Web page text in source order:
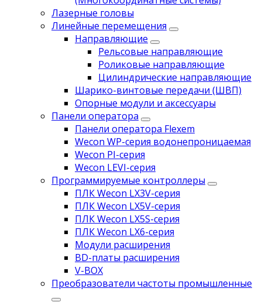
Лазерные головы
Линейные перемещения
Направляющие
Рельсовые направляющие
Роликовые направляющие
Цилиндрические направляющие
Шарико-винтовые передачи (ШВП)
Опорные модули и аксессуары
Панели оператора
Панели оператора Flexem
Wecon WP-серия водонепроницаемая
Wecon PI-серия
Wecon LEVI-серия
Программируемые контроллеры
ПЛК Wecon LX3V-серия
ПЛК Wecon LX5V-серия
ПЛК Wecon LX5S-серия
ПЛК Wecon LX6-серия
Модули расширения
BD-платы расширения
V-BOX
Преобразователи частоты промышленные